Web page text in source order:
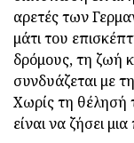
αρετές των
μάτι του
δρόμους, τη ζωή
συνδυάζεται με
Χωρίς τη θέλησή
είναι να ζήσει